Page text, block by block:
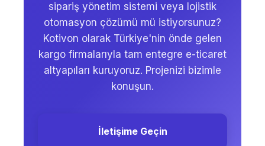
sipariş yönetim sistemi veya lojistik
otomasyon çözümü mü istiyorsunuz?
Kotivon olarak Türkiye'nin önde gelen
kargo firmalarıyla tam entegre e-ticaret
altyapıları kuruyoruz. Projenizi bizimle
konuşun.
İletişime Geçin